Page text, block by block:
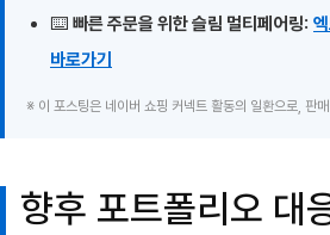
⌨️ 빠른 주문을 위한 슬림 멀티페어링:
바로가기
※ 이 포스팅은 네이버 쇼핑 커넥트 활동의 일환으로, 판
향후 포트폴리오 대